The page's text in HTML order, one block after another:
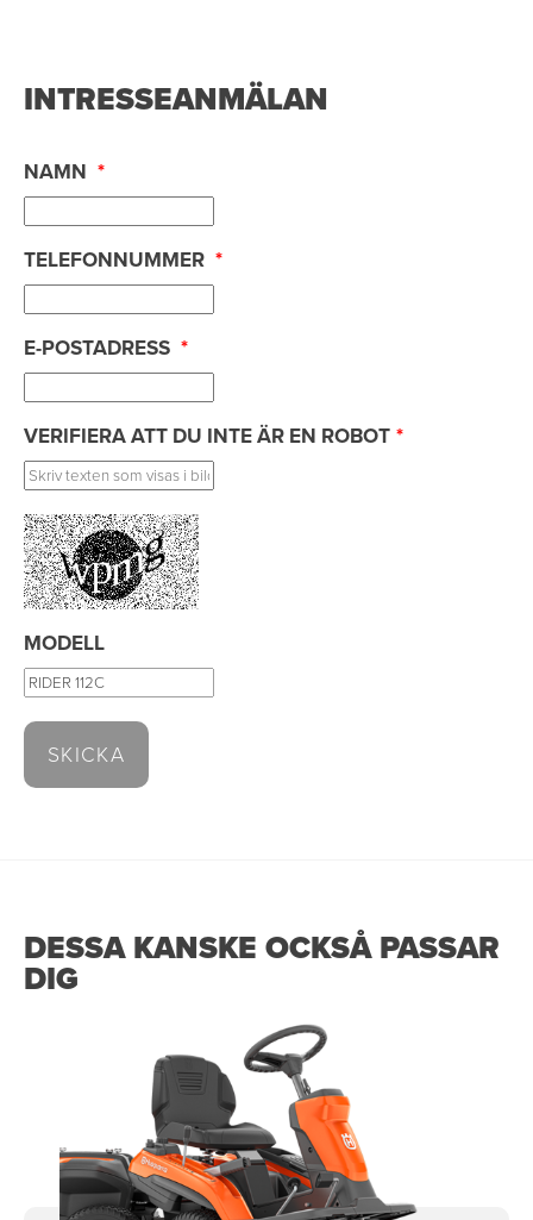
INTRESSEANMÄLAN
NAMN *
TELEFONNUMMER *
E-POSTADRESS *
VERIFIERA ATT DU INTE ÄR EN ROBOT*
MODELL
DESSA KANSKE OCKSÅ PASSAR
DIG